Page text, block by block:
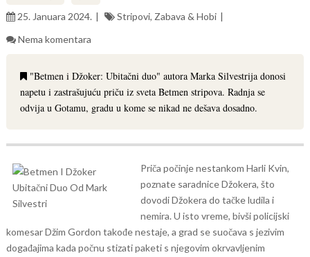
25. Januara 2024.
Stripovi, Zabava & Hobi
Nema komentara
"Betmen i Džoker: Ubitačni duo" autora Marka Silvestrija donosi
napetu i zastrašujuću priču iz sveta Betmen stripova. Radnja se
odvija u Gotamu, gradu u kome se nikad ne dešava dosadno.
Priča počinje nestankom Harli Kvin,
poznate saradnice Džokera, što
dovodi Džokera do tačke ludila i
nemira. U isto vreme, bivši policijski
komesar Džim Gordon takođe nestaje, a grad se suočava s jezivim
događajima kada počnu stizati paketi s njegovim okrvavljenim